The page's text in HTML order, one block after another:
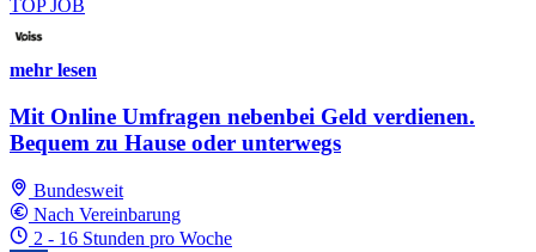
TOP JOB
mehr lesen
Mit Online Umfragen nebenbei Geld verdienen.
Bequem zu Hause oder unterwegs
Bundesweit
Nach Vereinbarung
2 - 16 Stunden pro Woche